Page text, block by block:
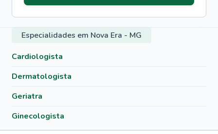
Especialidades em Nova Era - MG
Cardiologista
Dermatologista
Geriatra
Ginecologista